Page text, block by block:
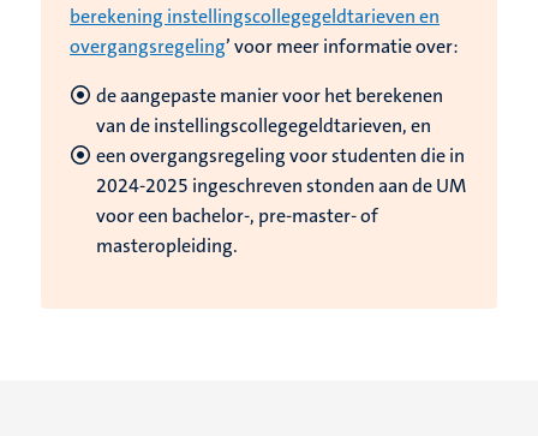
berekening instellingscollegegeldtarieven en
overgangsregeling’ voor meer informatie over:
de aangepaste manier voor het berekenen
van de instellingscollegegeldtarieven, en
een overgangsregeling voor studenten die in
2024-2025 ingeschreven stonden aan de UM
voor een bachelor-, pre-master- of
masteropleiding.